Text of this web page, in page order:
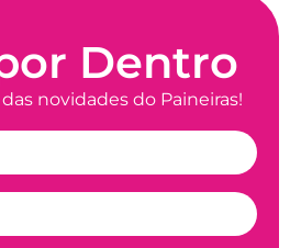
Dentro
novidades do Paineiras!